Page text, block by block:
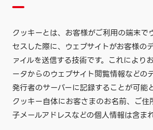
クッキーとは、お客様がご利用の端末で
セスした際に、ウェブサイトがお客様の
ァイルを送信する技術です。これにより
ータからのウェブサイト閲覧情報などの
発行者のサーバーに記録することが可能
クッキー自体にお客さまのお名前、ご
子メールアドレスなどの個人情報は含ま